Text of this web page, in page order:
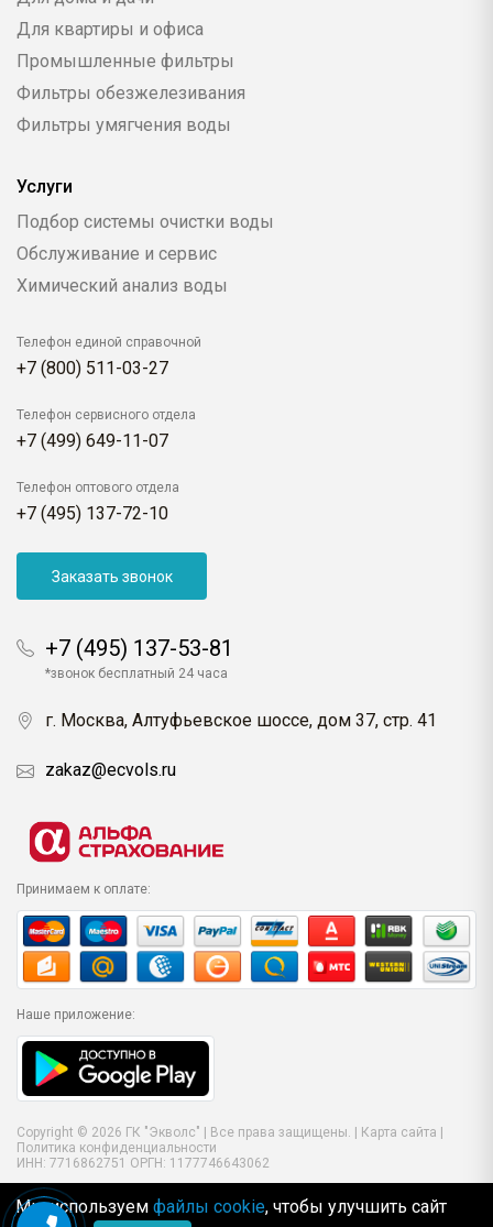
Для квартиры и офиса
Промышленные фильтры
Фильтры обезжелезивания
Фильтры умягчения воды
Услуги
Подбор системы очистки воды
Обслуживание и сервис
Химический анализ воды
Телефон единой справочной
+7 (800) 511-03-27
Телефон сервисного отдела
+7 (499) 649-11-07
Телефон оптового отдела
+7 (495) 137-72-10
Заказать звонок
+7 (495) 137-53-81
*звонок бесплатный 24 часа
г. Москва, Алтуфьевское шоссе, дом 37, стр. 41
zakaz@ecvols.ru
Принимаем к оплате:
Наше приложение:
Copyright © 2026 ГК "Экволс" | Все права защищены. | Карта сайта
Политика конфиденциальности
ИНН: 7716862751 ОРГН: 1177746643062
Мы используем файлы cookie, чтобы улучшить сайт